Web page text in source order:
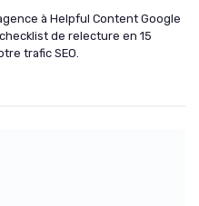
à Helpful Content Google
de relecture en 15
trafic SEO.